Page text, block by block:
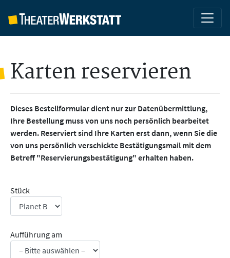
Karten reservieren
Dieses Bestellformular dient nur zur Datenübermittlung,
Ihre Bestellung muss von uns noch persönlich bearbeitet
werden. Reserviert sind Ihre Karten erst dann, wenn Sie die
von uns persönlich verschickte Bestätigungsmail mit dem
Betreff "Reservierungsbestätigung" erhalten haben.
Stück
Aufführung am